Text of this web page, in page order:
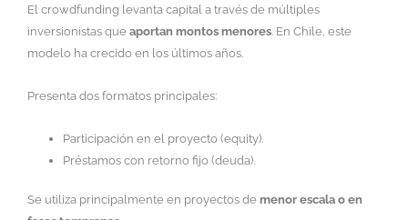
El crowdfunding levanta capital a través de múltiples
inversionistas que aportan montos menores. En Chile, este
modelo ha crecido en los últimos años.
Presenta dos formatos principales:
Participación en el proyecto (equity).
Préstamos con retorno fijo (deuda).
Se utiliza principalmente en proyectos de menor escala o en